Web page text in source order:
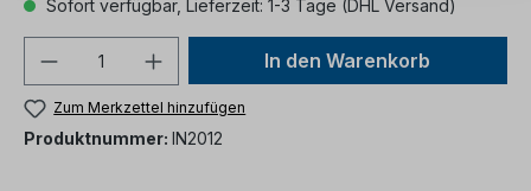
Sofort verfügbar, Lieferzeit: 1-3 Tage (DHL Versand)
In den Warenkorb
Zum Merkzettel hinzufügen
Produktnummer: IN2012